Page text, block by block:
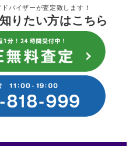
バイザーが査定致します！
りたい方はこちら